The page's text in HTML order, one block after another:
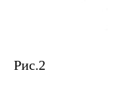
Рис.2